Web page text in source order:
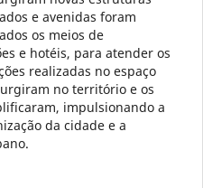
e avenidas foram
os meios de
e hotéis, para atender os
realizadas no espaço
no território e os
impulsionando a
da cidade e a